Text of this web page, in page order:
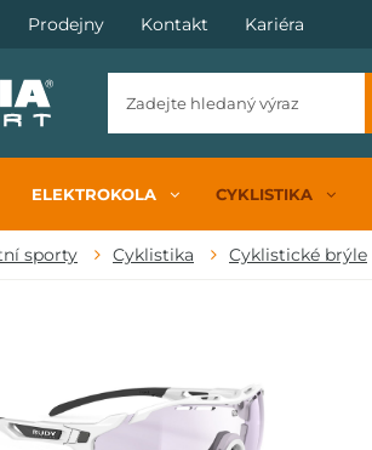
Prodejny Kontakt Kariéra
ELEKTROKOLA CYKLISTIKA
sporty Cyklistika Cyklistické brýle